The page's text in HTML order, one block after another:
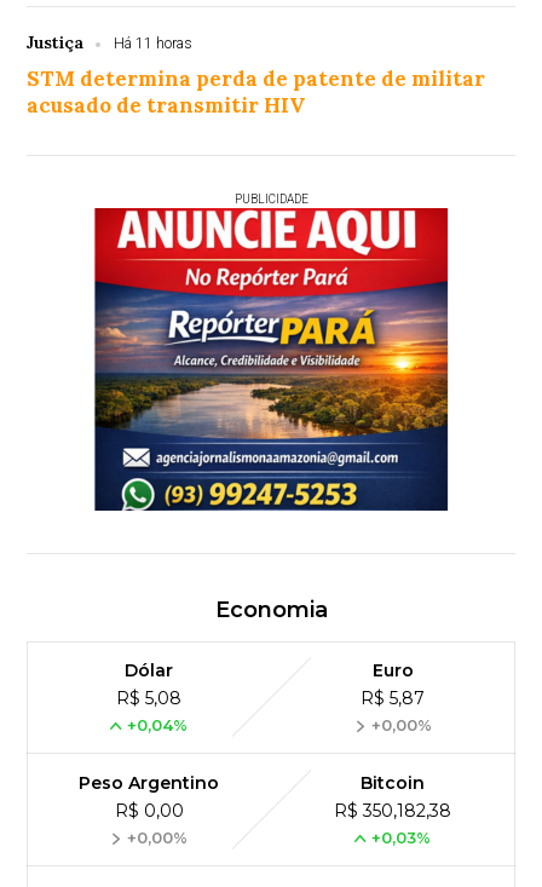
Justiça Há 11 horas
STM determina perda de patente de militar
acusado de transmitir HIV
PUBLICIDADE
Economia
Dólar
R$ 5,08
+0,04%
Euro
R$ 5,87
+0,00%
Peso Argentino
R$ 0,00
+0,00%
Bitcoin
R$ 350,182,38
+0,03%